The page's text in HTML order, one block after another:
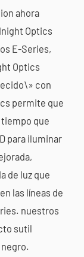
ahora
Optics
E-Series,
Optics
con
permite que
tiempo que
para iluminar
de luz que
las líneas de
nuestros
sutil